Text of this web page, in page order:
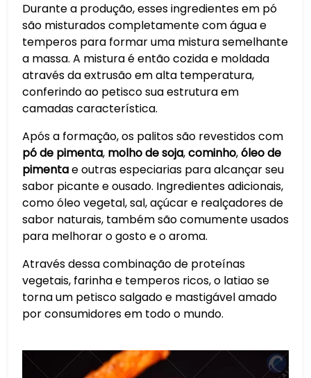
Durante a produção, esses ingredientes em pó
são misturados completamente com água e
temperos para formar uma mistura semelhante
a massa. A mistura é então cozida e moldada
através da extrusão em alta temperatura,
conferindo ao petisco sua estrutura em
camadas característica.
Após a formação, os palitos são revestidos com
pó de pimenta, molho de soja,cominho,óleo de
pimentae outras especiarias para alcançar seu
sabor picante e ousado. Ingredientes adicionais,
como óleo vegetal, sal, açúcar e realçadores de
sabor naturais, também são comumente usados
para melhorar o gosto e o aroma.
Através dessa combinação de proteínas
vegetais, farinha e temperos ricos, o latiao se
torna um petisco salgado e mastigável amado
por consumidores em todo o mundo.